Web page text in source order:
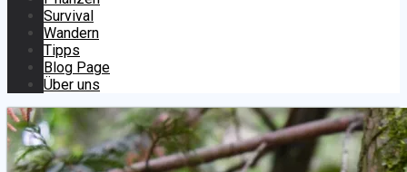
Survival
Wandern
Tipps
Blog Page
Über uns